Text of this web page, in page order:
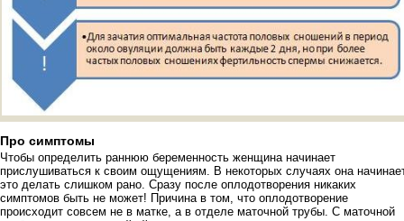
Про симптомы
Чтобы определить раннюю беременность женщина начинает
прислушиваться к своим ощущениям. В некоторых случаях она
это делать слишком рано. Сразу после оплодотворения никаких
симптомов быть не может! Причина в том, что оплодотворение
происходит совсем не в матке, а в отделе маточной трубы. С маточной